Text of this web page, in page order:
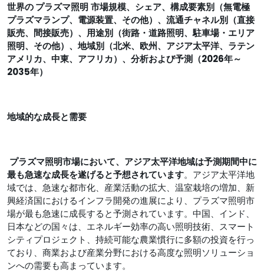
世界のプラズマ照明 市場規模、シェア、構成要素別（無電極
プラズマランプ、電源装置、その他）、流通チャネル別（直接
販売、間接販売）、用途別（街路・道路照明、駐車場・エリア
照明、その他）、地域別（北米、欧州、アジア太平洋、ラテン
アメリカ、中東、アフリカ）、分析および予測（2026年～
2035年）
地域的な成長と需要
プラズマ照明市場において、アジア太平洋地域は予測期間中に
最も急速な成長を遂げると予想されています。アジア太平洋地
域では、急速な都市化、産業活動の拡大、温室栽培の増加、新
興経済国におけるインフラ開発の進展により、プラズマ照明市
場が最も急速に成長すると予測されています。中国、インド、
日本などの国々は、エネルギー効率の高い照明技術、スマート
シティプロジェクト、持続可能な農業慣行に多額の投資を行っ
ており、商業および産業分野における高度な照明ソリューショ
ンへの需要も高まっています。